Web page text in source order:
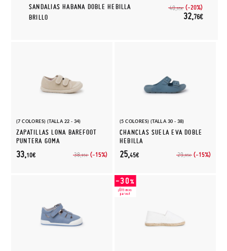
SANDALIAS HABANA DOBLE HEBILLA
BRILLO
40,95€ (-20%)
32,76€
(7 COLORES) (TALLA 22 - 34)
ZAPATILLAS LONA BAREFOOT
PUNTERA GOMA
38,95€ (-15%)
33,10€
(5 COLORES) (TALLA 30 - 38)
CHANCLAS SUELA EVA DOBLE
HEBILLA
29,95€ (-15%)
25,45€